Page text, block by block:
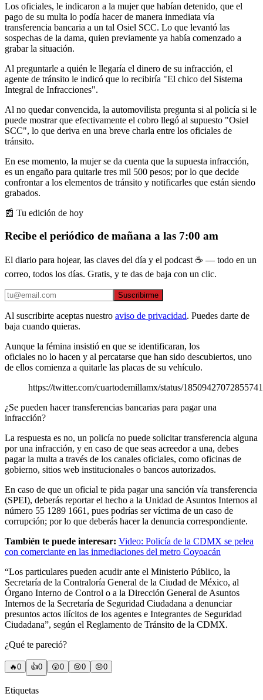
Los oficiales, le indicaron a la mujer que habían detenido, que el
pago de su multa lo podía hacer de manera inmediata vía
transferencia bancaria a un tal Osiel SCC. Lo que levantó las
sospechas de la dama, quien previamente ya había comenzado a
grabar la situación.
Al preguntarle a quién le llegaría el dinero de su infracción, el
agente de tránsito le indicó que lo recibiría "El chico del Sistema
Integral de Infracciones".
Al no quedar convencida, la automovilista pregunta si al policía si le
puede mostrar que efectivamente el cobro llegó al supuesto "Osiel
SCC", lo que deriva en una breve charla entre los oficiales de
tránsito.
En ese momento, la mujer se da cuenta que la supuesta infracción,
es un engaño para quitarle tres mil 500 pesos; por lo que decide
confrontar a los elementos de tránsito y notificarles que están siendo
grabados.
📰 Tu edición de hoy
Recibe el periódico de mañana a las 7:00 am
El diario para hojear, las claves del día y el podcast ☕ — todo en un
correo, todos los días. Gratis, y te das de baja con un clic.
Suscribirme
Al suscribirte aceptas nuestro aviso de privacidad. Puedes darte de
baja cuando quieras.
Aunque la fémina insistió en que se identificaran, los
oficiales no lo hacen y al percatarse que han sido descubiertos, uno
de ellos comienza a quitarle las placas de su vehículo.
https://twitter.com/cuartodemillamx/status/
¿Se pueden hacer transferencias bancarias para pagar una
infracción?
La respuesta es no, un policía no puede solicitar transferencia alguna
por una infracción, y en caso de que seas acreedor a una, debes
pagar la multa a través de los canales oficiales, como oficinas de
gobierno, sitios web institucionales o bancos autorizados.
En caso de que un oficial te pida pagar una sanción vía transferencia
(SPEI), deberás reportar el hecho a la Unidad de Asuntos Internos al
número 55 1289 1661, pues podrías ser víctima de un caso de
corrupción; por lo que deberás hacer la denuncia correspondiente.
También te puede interesar: Video: Policía de la CDMX se pelea
con comerciante en las inmediaciones del metro Coyoacán
“Los particulares pueden acudir ante el Ministerio Público, la
Secretaría de la Contraloría General de la Ciudad de México, al
Órgano Interno de Control o a la Dirección General de Asuntos
Internos de la Secretaría de Seguridad Ciudadana a denunciar
presuntos actos ilícitos de los agentes e Integrantes de Seguridad
Ciudadana”, según el Reglamento de Tránsito de la CDMX.
¿Qué te pareció?
🔥0 👍0 😲0 😢0 😠0
Etiquetas